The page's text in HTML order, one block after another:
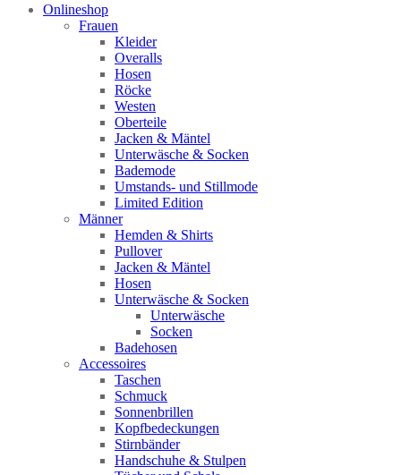
Onlineshop
Frauen
Kleider
Overalls
Hosen
Röcke
Westen
Oberteile
Jacken & Mäntel
Unterwäsche & Socken
Bademode
Umstands- und Stillmode
Limited Edition
Männer
Hemden & Shirts
Pullover
Jacken & Mäntel
Hosen
Unterwäsche & Socken
Unterwäsche
Socken
Badehosen
Accessoires
Taschen
Schmuck
Sonnenbrillen
Kopfbedeckungen
Stirnbänder
Handschuhe & Stulpen